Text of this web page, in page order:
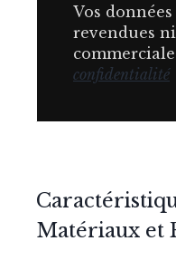
Vos
revendues
confidentialité
Matériaux et